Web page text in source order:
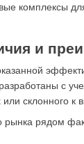
комплексы
и
с
склонного к
рынка рядом